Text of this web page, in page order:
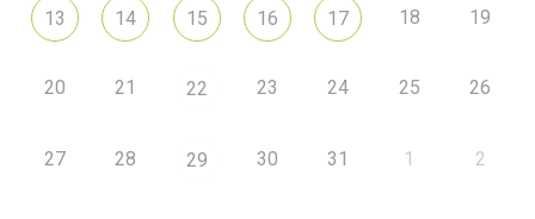
13 14 15 16 17 18 19
20 21 22 23 24 25 26
27 28 29 30 31 1 2